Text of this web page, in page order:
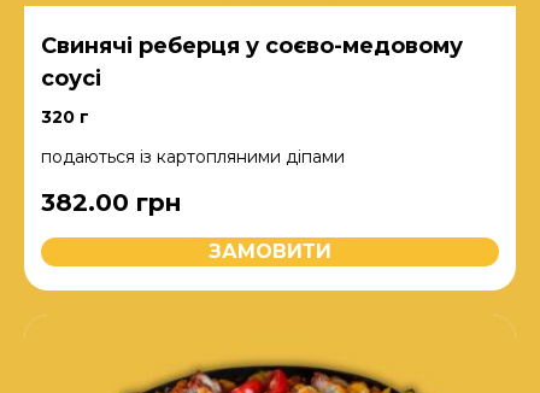
Свинячі реберця у соєво-медовому
соусі
320 г
подаються із картопляними діпами
382.00 грн
ЗАМОВИТИ